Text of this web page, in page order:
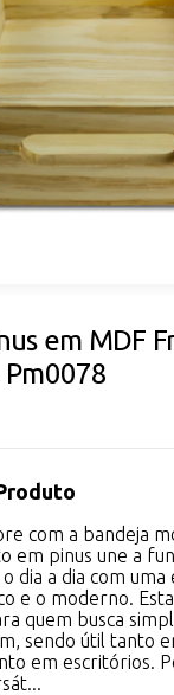
em MDF
com a bandeja
em pinus une a
dia a dia com uma
e o moderno.
quem busca
sendo útil tanto
em escritórios.